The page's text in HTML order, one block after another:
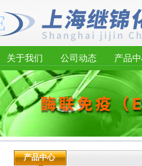
关于我们 公司动态 产品
产品中心